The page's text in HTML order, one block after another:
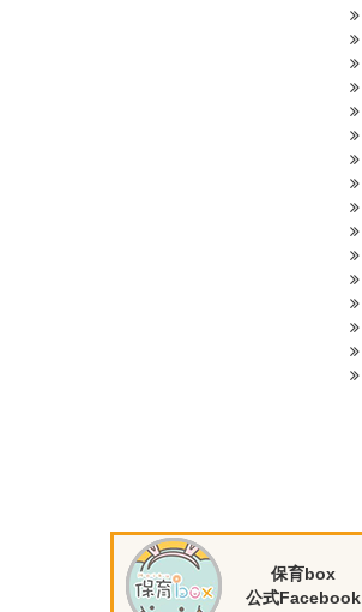
保育box
公式Facebook